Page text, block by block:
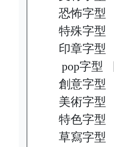
恐怖字型
特殊字型
印章字型
pop字型
創意字型
美術字型
特色字型
草寫字型